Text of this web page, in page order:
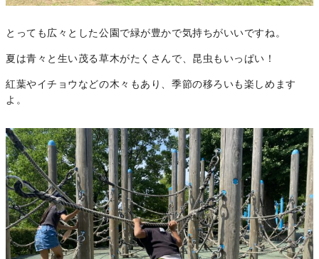
とっても広々とした公園で緑が豊かで気持ちがいいですね。
夏は青々と生い茂る草木がたくさんで、昆虫もいっぱい！
紅葉やイチョウなどの木々もあり、季節の移ろいも楽しめます
よ。